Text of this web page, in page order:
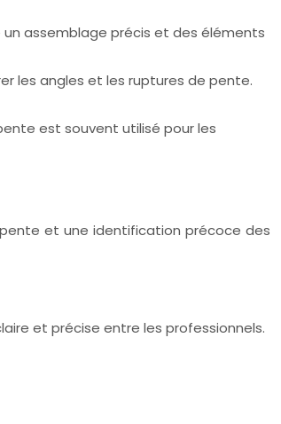
assemblage précis et des éléments
les angles et les ruptures de pente.
est souvent utilisé pour les
et une identification précoce des
et précise entre les professionnels.